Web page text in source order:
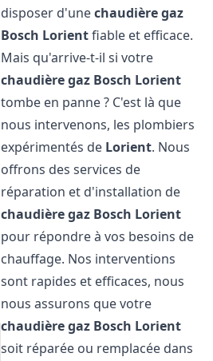
disposer d'unechaudière gaz
Bosch Lorientfiable et efficace.
Mais qu'arrive-t-il si votre
chaudière gaz Bosch Lorient
tombe en panne ? C'est là que
nous intervenons, les plombiers
expérimentés de Lorient. Nous
offrons des services de
réparation et d'installation de
chaudière gaz Bosch Lorient
pour répondre à vos besoins de
chauffage. Nos interventions
sont rapides et efficaces, nous
nous assurons que votre
chaudière gaz Bosch Lorient
soit réparée ou remplacée dans